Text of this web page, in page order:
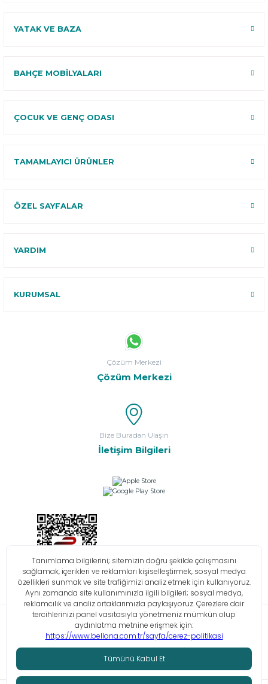
YATAK VE BAZA
BAHÇE MOBİLYALARI
ÇOCUK VE GENÇ ODASI
TAMAMLAYICI ÜRÜNLER
ÖZEL SAYFALAR
YARDIM
KURUMSAL
Çözüm Merkezi
Çözüm Merkezi
Bize Buradan Ulaşın
İletişim Bilgileri
Bilgi Toplumu Hizmetleri KVKK Çerez Politikası İşlem Rehberi